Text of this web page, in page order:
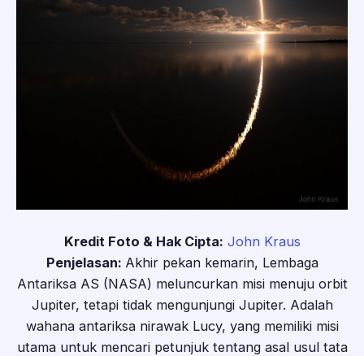
Kredit Foto & Hak Cipta: John Kraus
Penjelasan: Akhir pekan kemarin, Lembaga
Antariksa AS (NASA) meluncurkan misi menuju orbit
Jupiter, tetapi tidak mengunjungi Jupiter. Adalah
wahana antariksa nirawak Lucy, yang memiliki misi
utama untuk mencari petunjuk tentang asal usul tata